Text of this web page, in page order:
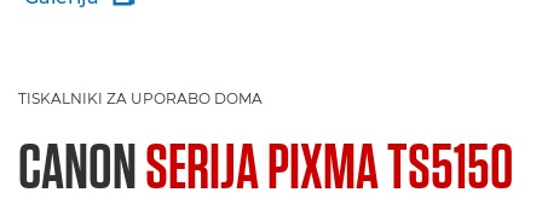
TISKALNIKI ZA UPORABO DOMA
CANONSERIJA PIXMA TS5150